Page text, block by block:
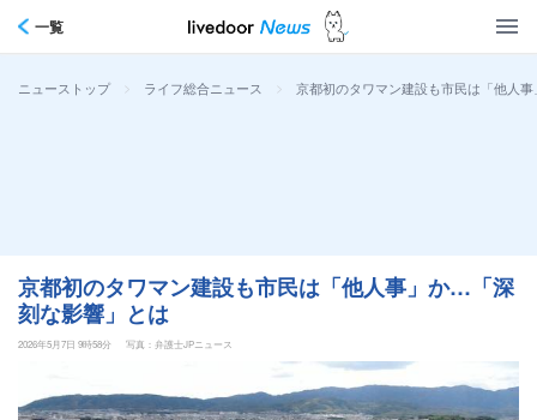
一覧
ニューストップ > ライフ総合ニュース > 京都初のタワマン建設も市民は「他人
京都初のタワマン建設も市民は「他人事」か…「深
刻な影響」とは
2026年5月7日 9時58分 写真：弁護士JPニュース